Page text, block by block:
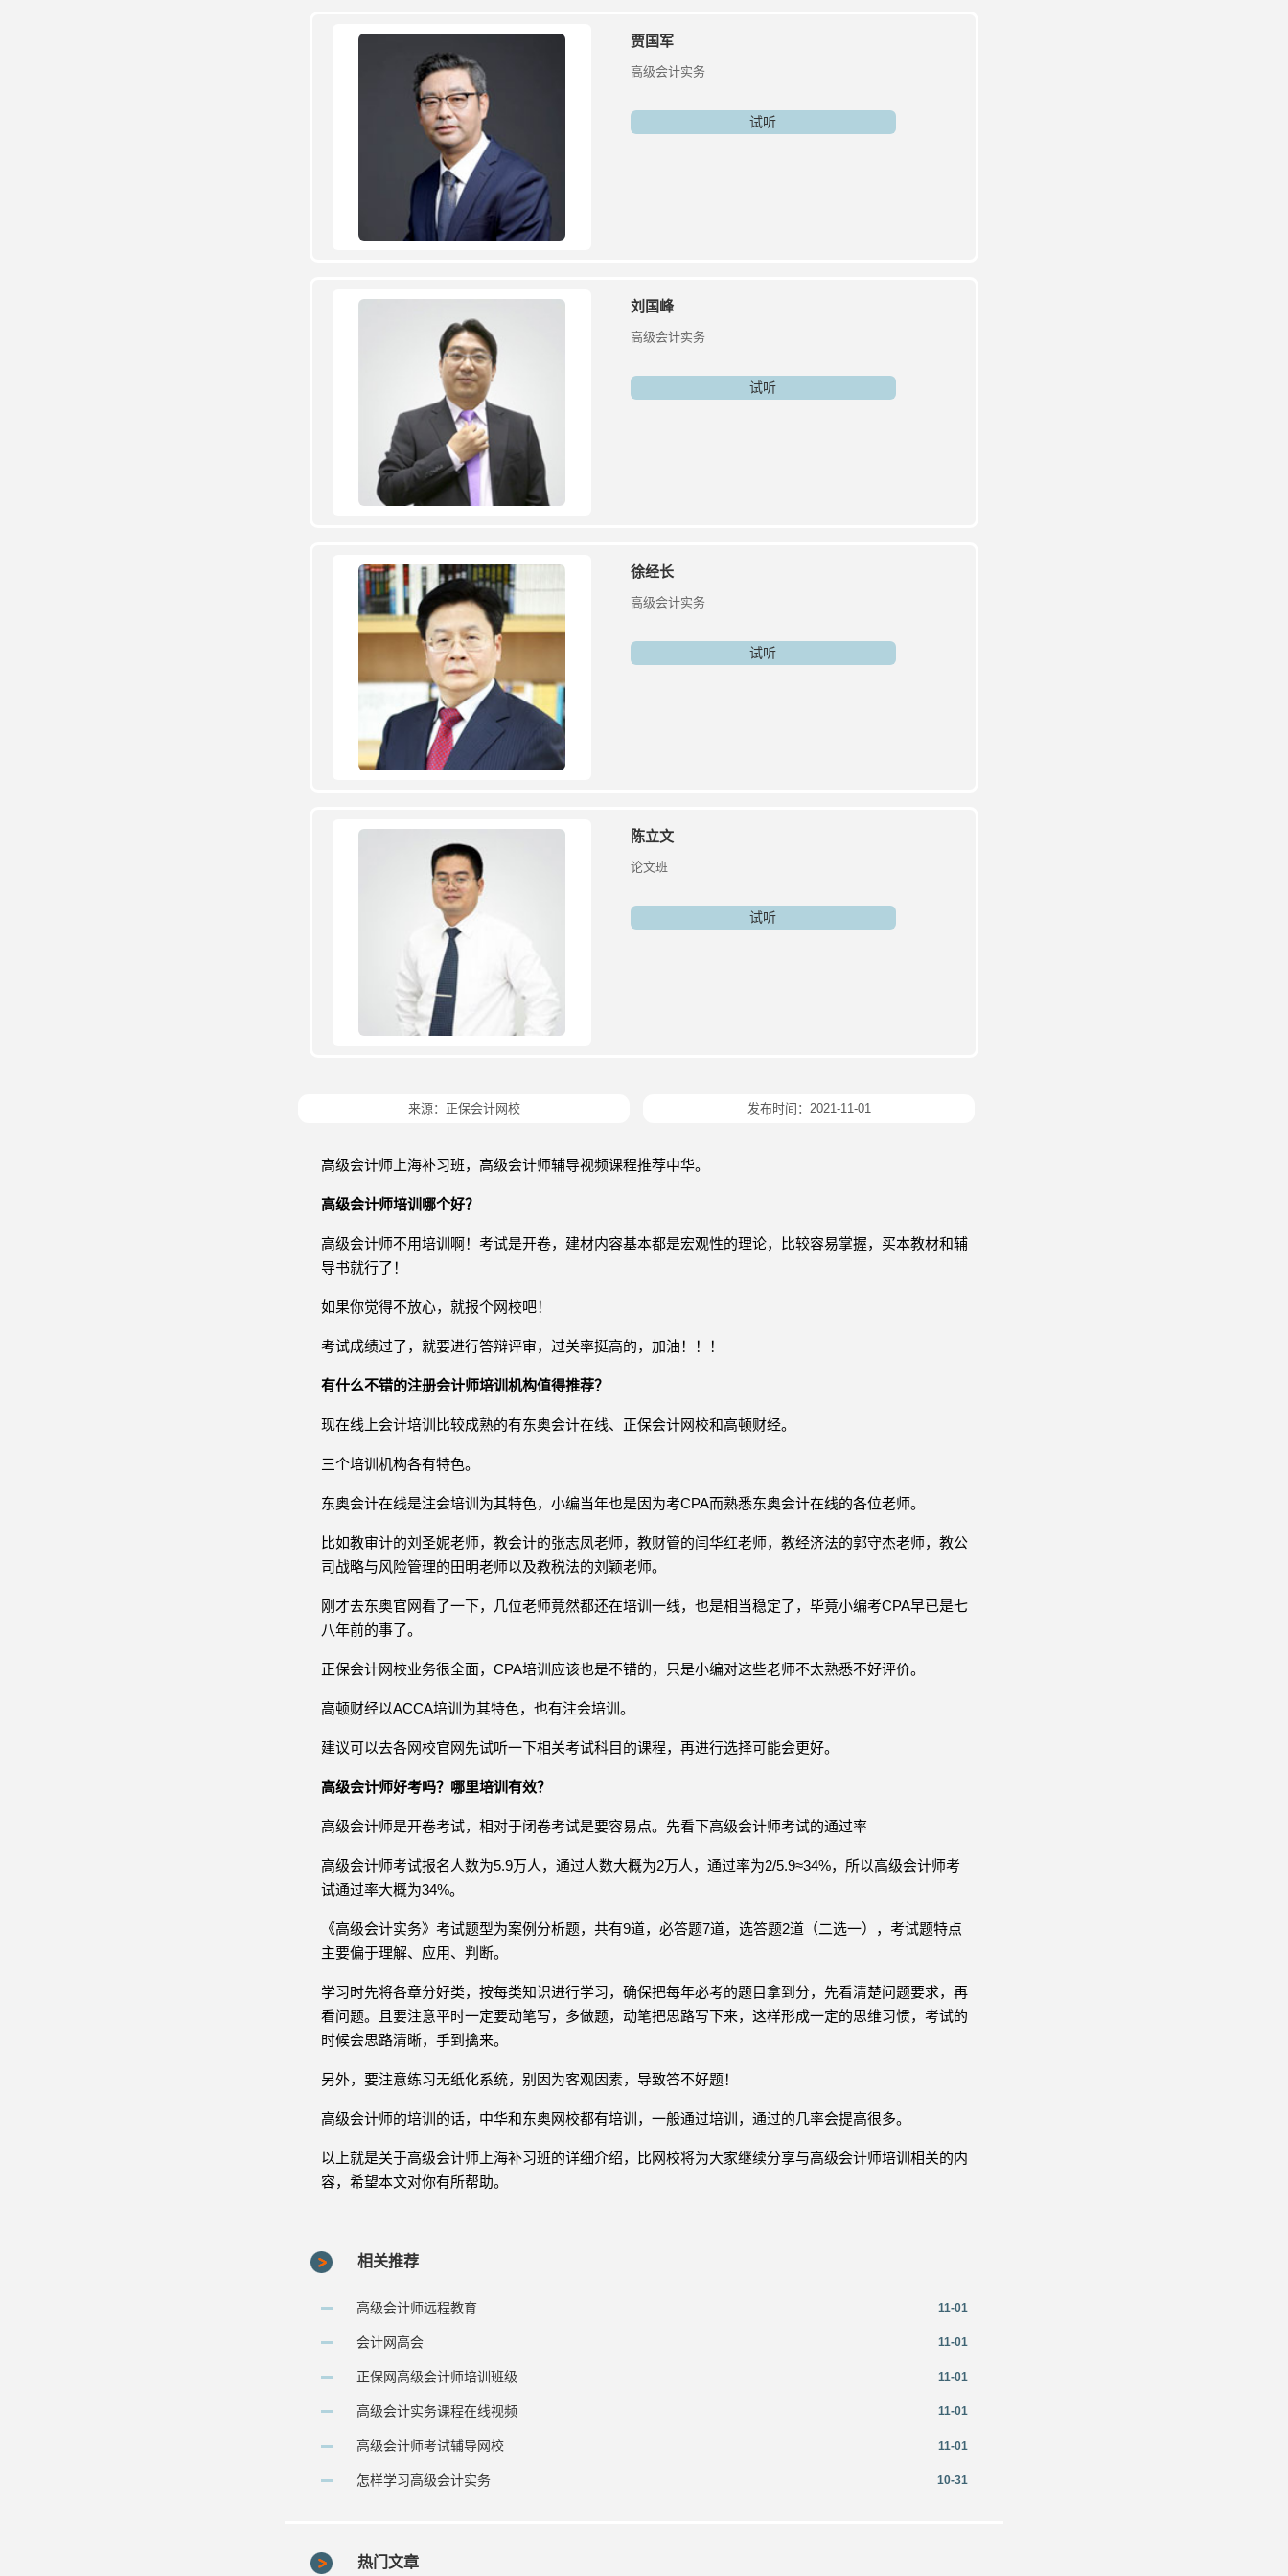
贾国军
高级会计实务
试听
刘国峰
高级会计实务
试听
徐经长
高级会计实务
试听
陈立文
论文班
试听
来源： 正保会计网校 发布时间：2021-11-01
高级会计师上海补习班，高级会计师辅导视频课程推荐中华。
高级会计师培训哪个好？
高级会计师不用培训啊！考试是开卷，建材内容基本都是宏观性的理论，比较容易掌握，买本教材和辅
导书就行了！
如果你觉得不放心，就报个网校吧！
考试成绩过了，就要进行答辩评审，过关率挺高的，加油！！！
有什么不错的注册会计师培训机构值得推荐？
现在线上会计培训比较成熟的有东奥会计在线、正保会计网校和高顿财经。
三个培训机构各有特色。
东奥会计在线是注会培训为其特色，小编当年也是因为考CPA而熟悉东奥会计在线的各位老师。
比如教审计的刘圣妮老师，教会计的张志凤老师，教财管的闫华红老师，教经济法的郭守杰老师，教公
司战略与风险管理的田明老师以及教税法的刘颖老师。
刚才去东奥官网看了一下，几位老师竟然都还在培训一线，也是相当稳定了，毕竟小编考CPA早已是七
八年前的事了。
正保会计网校业务很全面，CPA培训应该也是不错的，只是小编对这些老师不太熟悉不好评价。
高顿财经以ACCA培训为其特色，也有注会培训。
建议可以去各网校官网先试听一下相关考试科目的课程，再进行选择可能会更好。
高级会计师好考吗？哪里培训有效？
高级会计师是开卷考试，相对于闭卷考试是要容易点。先看下高级会计师考试的通过率
高级会计师考试报名人数为5.9万人，通过人数大概为2万人，通过率为2/5.9≈34%，所以高级会计师考
试通过率大概为34%。
《高级会计实务》考试题型为案例分析题，共有9道，必答题7道，选答题2道（二选一），考试题特点
主要偏于理解、应用、判断。
学习时先将各章分好类，按每类知识进行学习，确保把每年必考的题目拿到分，先看清楚问题要求，再
看问题。且要注意平时一定要动笔写，多做题，动笔把思路写下来，这样形成一定的思维习惯，考试的
时候会思路清晰，手到擒来。
另外，要注意练习无纸化系统，别因为客观因素，导致答不好题！
高级会计师的培训的话，中华和东奥网校都有培训，一般通过培训，通过的几率会提高很多。
以上就是关于高级会计师上海补习班的详细介绍，比网校将为大家继续分享与高级会计师培训相关的内
容，希望本文对你有所帮助。
相关推荐
高级会计师远程教育 11-01
会计网高会 11-01
正保网高级会计师培训班级 11-01
高级会计实务课程在线视频 11-01
高级会计师考试辅导网校 11-01
怎样学习高级会计实务 10-31
热门文章